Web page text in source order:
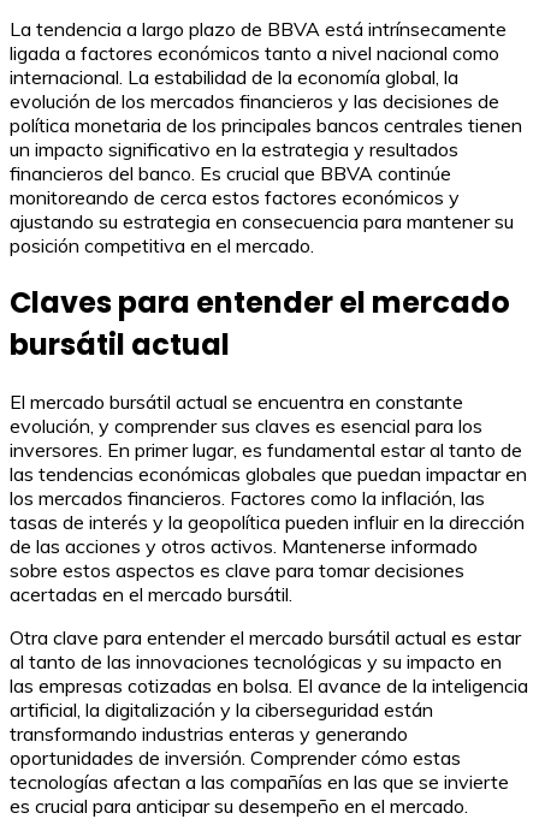
La tendencia a largo plazo de BBVA está intrínsecamente
ligada a factores económicos tanto a nivel nacional como
internacional. La estabilidad de la economía global, la
evolución de los mercados financieros y las decisiones de
política monetaria de los principales bancos centrales tienen
un impacto significativo en la estrategia y resultados
financieros del banco. Es crucial que BBVA continúe
monitoreando de cerca estos factores económicos y
ajustando su estrategia en consecuencia para mantener su
posición competitiva en el mercado.
Claves para entender el mercado
bursátil actual
El mercado bursátil actual se encuentra en constante
evolución, y comprender sus claves es esencial para los
inversores. En primer lugar, es fundamental estar al tanto de
las tendencias económicas globales que puedan impactar en
los mercados financieros. Factores como la inflación, las
tasas de interés y la geopolítica pueden influir en la dirección
de las acciones y otros activos. Mantenerse informado
sobre estos aspectos es clave para tomar decisiones
acertadas en el mercado bursátil.
Otra clave para entender el mercado bursátil actual es estar
al tanto de las innovaciones tecnológicas y su impacto en
las empresas cotizadas en bolsa. El avance de la inteligencia
artificial, la digitalización y la ciberseguridad están
transformando industrias enteras y generando
oportunidades de inversión. Comprender cómo estas
tecnologías afectan a las compañías en las que se invierte
es crucial para anticipar su desempeño en el mercado.